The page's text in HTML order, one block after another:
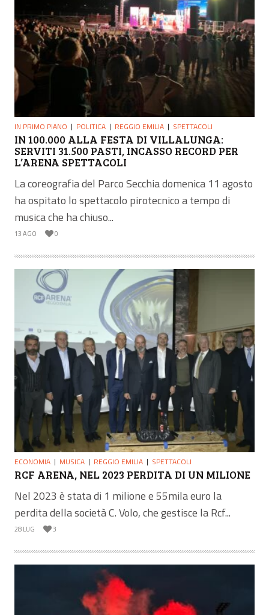
IN PRIMO PIANO POLITICA REGGIO EMILIA SPETTACOLI
IN 100.000 ALLA FESTA DI VILLALUNGA:
SERVITI 31.500 PASTI, INCASSO RECORD PER
L’ARENA SPETTACOLI
La coreografia del Parco Secchia domenica 11 agosto
ha ospitato lo spettacolo pirotecnico a tempo di
musica che ha chiuso...
13 AGO 0
ECONOMIA MUSICA REGGIO EMILIA SPETTACOLI
RCF ARENA, NEL 2023 PERDITA DI UN MILIONE
Nel 2023 è stata di 1 milione e 55mila euro la
perdita della società C. Volo, che gestisce la Rcf...
28 LUG 3